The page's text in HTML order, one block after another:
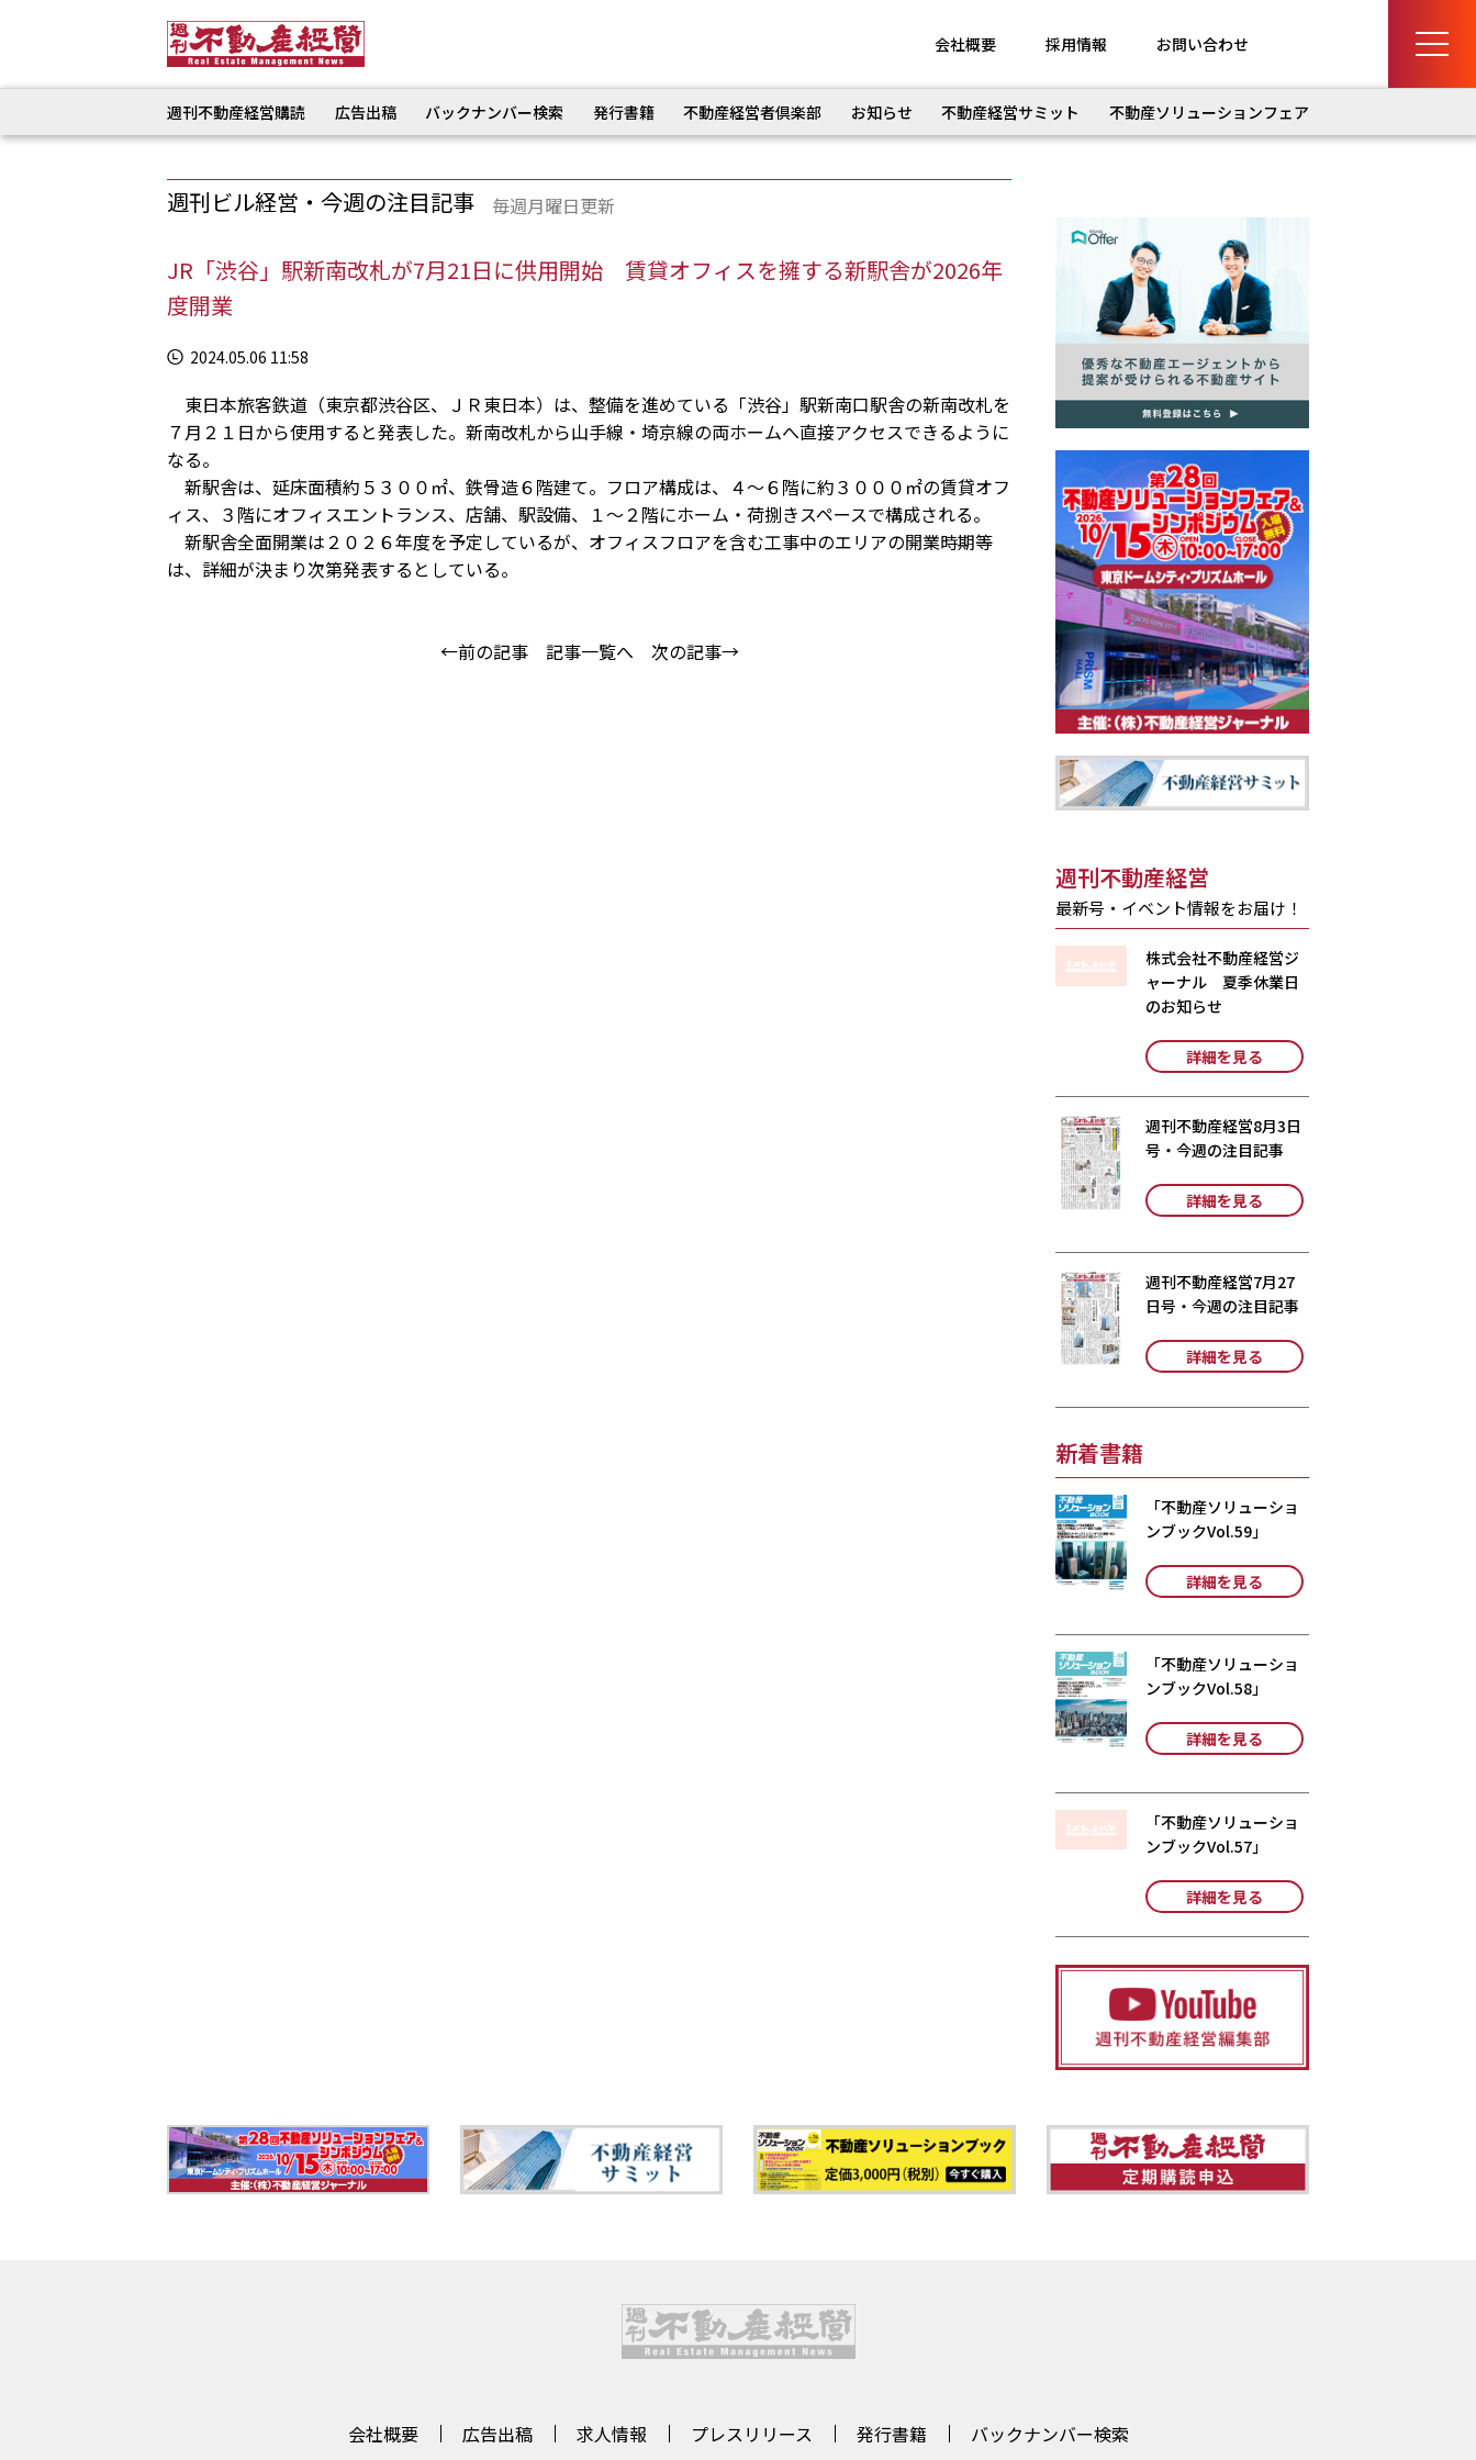
会社概要 採用情報 お問い合わせ
週刊不動産経営購読 広告出稿 バックナンバー検索 発行書籍 不動産経営者倶楽部 お知らせ 不動産経営サミット 不動産ソリューションフェア
週刊ビル経営・今週の注目記事 毎週月曜日更新
JR「渋谷」駅新南改札が7月21日に供用開始 賃貸オフィスを擁する新駅舎が2026年
度開業
2024.05.06 11:58
東日本旅客鉄道（東京都渋谷区、ＪＲ東日本）は、整備を進めている「渋谷」駅新南口駅舎の新南改札を
７月２１日から使用すると発表した。新南改札から山手線・埼京線の両ホームへ直接アクセスできるように
なる。
新駅舎は、延床面積約５３００㎡、鉄骨造６階建て。フロア構成は、４～６階に約３０００㎡の賃貸オフ
ィス、３階にオフィスエントランス、店舗、駅設備、１～２階にホーム・荷捌きスペースで構成される。
新駅舎全面開業は２０２６年度を予定しているが、オフィスフロアを含む工事中のエリアの開業時期等
は、詳細が決まり次第発表するとしている。
←前の記事 記事一覧へ 次の記事→
週刊不動産経営
最新号・イベント情報をお届け！
株式会社不動産経営ジ
ャーナル 夏季休業日
のお知らせ
詳細を見る
週刊不動産経営8月3日
号・今週の注目記事
詳細を見る
週刊不動産経営7月27
日号・今週の注目記事
詳細を見る
新着書籍
「不動産ソリューショ
ンブックVol.59」
詳細を見る
「不動産ソリューショ
ンブックVol.58」
詳細を見る
「不動産ソリューショ
ンブックVol.57」
詳細を見る
会社概要 広告出稿 求人情報 プレスリリース 発行書籍 バックナンバー検索